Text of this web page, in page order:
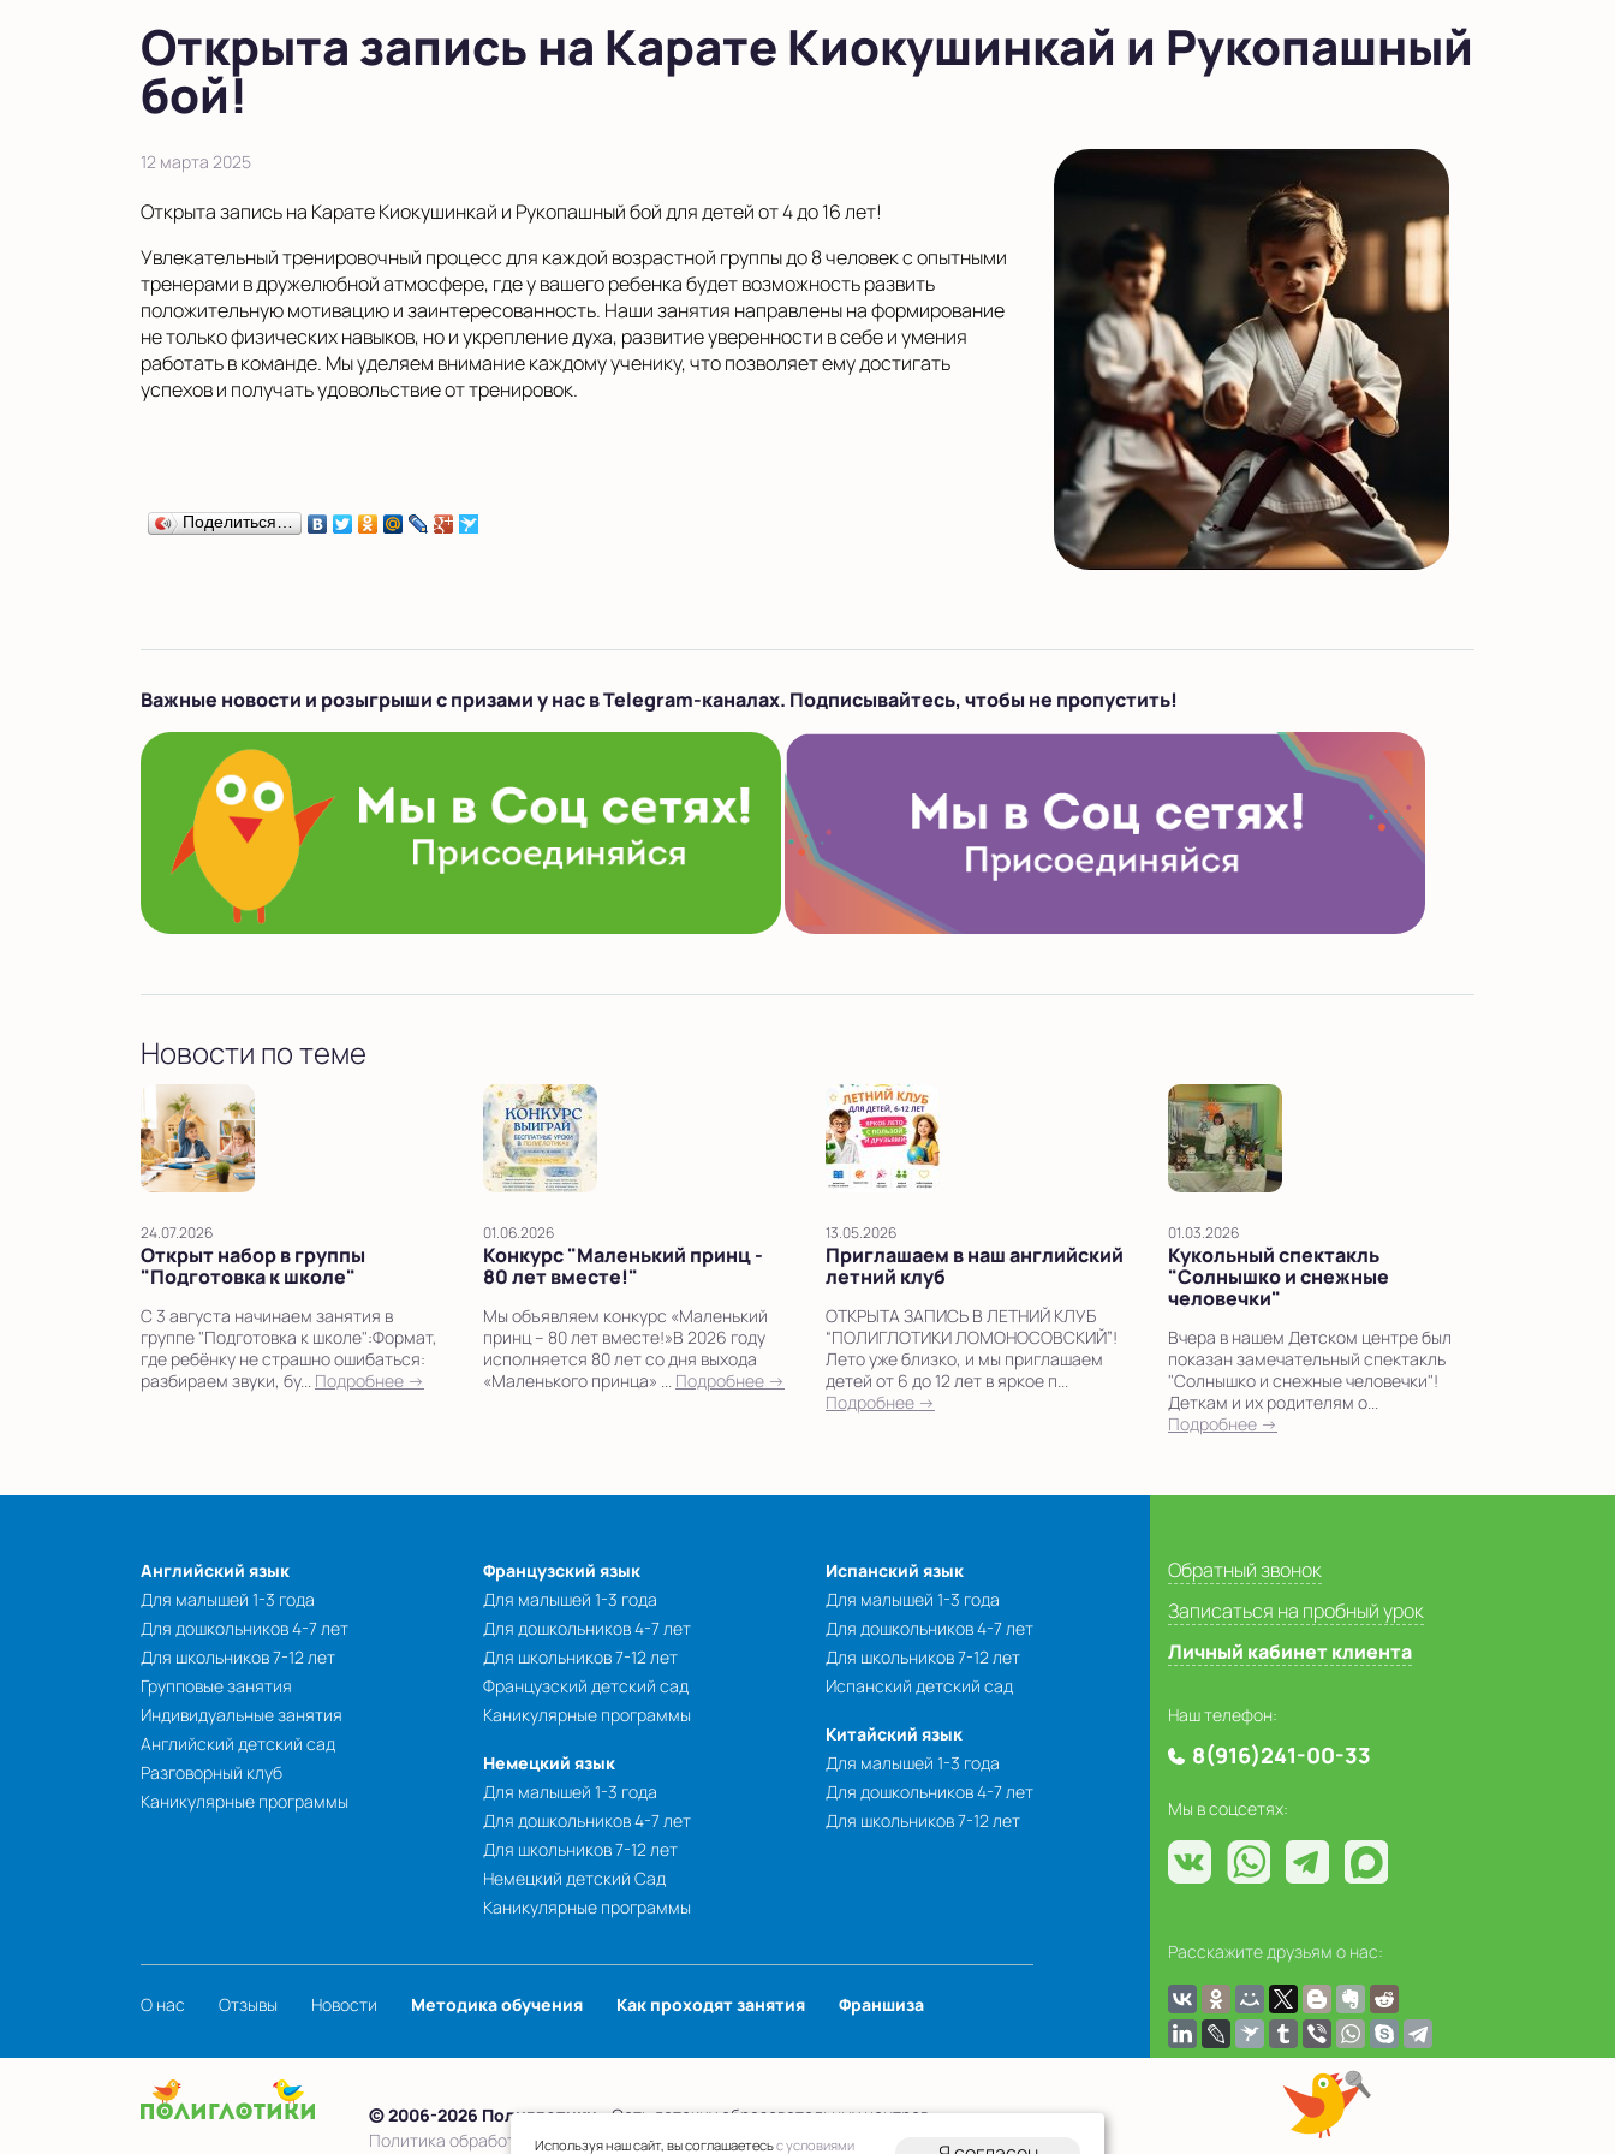
Показать на карте
Открыта запись на Карате Киокушинкай и Рукопашный
бой!
12 марта 2025
Открыта запись на Карате Киокушинкай и Рукопашный бой для детей от 4 до 16 лет!
Увлекательный тренировочный процесс для каждой возрастной группы до 8 человек с опытными
тренерами в дружелюбной атмосфере, где у вашего ребенка будет возможность развить
положительную мотивацию и заинтересованность. Наши занятия направлены на формирование
не только физических навыков, но и укрепление духа, развитие уверенности в себе и умения
работать в команде. Мы уделяем внимание каждому ученику, что позволяет ему достигать
успехов и получать удовольствие от тренировок.
Поделиться…
Важные новости и розыгрыши с призами у нас в Telegram-каналах. Подписывайтесь, чтобы не пропустить!
Новости по теме
24.07.2026
Открыт набор в группы
"Подготовка к школе"
С 3 августа начинаем занятия в
группе "Подготовка к школе":Формат,
где ребёнку не страшно ошибаться:
разбираем звуки, бу... Подробнее →
01.06.2026
Конкурс "Маленький принц -
80 лет вместе!"
Мы объявляем конкурс «Маленький
принц – 80 лет вместе!»В 2026 году
исполняется 80 лет со дня выхода
«Маленького принца» ... Подробнее →
13.05.2026
Приглашаем в наш английский
летний клуб
ОТКРЫТА ЗАПИСЬ В ЛЕТНИЙ КЛУБ
“ПОЛИГЛОТИКИ ЛОМОНОСОВСКИЙ”!
Лето уже близко, и мы приглашаем
детей от 6 до 12 лет в яркое п...
Подробнее →
01.03.2026
Кукольный спектакль
"Солнышко и снежные
человечки"
Вчера в нашем Детском центре был
показан замечательный спектакль
"Солнышко и снежные человечки"!
Деткам и их родителям о...
Подробнее →
Английский язык
Для малышей 1-3 года
Для дошкольников 4-7 лет
Для школьников 7-12 лет
Групповые занятия
Индивидуальные занятия
Английский детский сад
Разговорный клуб
Каникулярные программы
Французский язык
Для малышей 1-3 года
Для дошкольников 4-7 лет
Для школьников 7-12 лет
Французский детский сад
Каникулярные программы
Немецкий язык
Для малышей 1-3 года
Для дошкольников 4-7 лет
Для школьников 7-12 лет
Немецкий детский Сад
Каникулярные программы
Испанский язык
Для малышей 1-3 года
Для дошкольников 4-7 лет
Для школьников 7-12 лет
Испанский детский сад
Китайский язык
Для малышей 1-3 года
Для дошкольников 4-7 лет
Для школьников 7-12 лет
О нас Отзывы Новости Методика обучения Как проходят занятия Франшиза
Обратный звонок
Записаться на пробный урок
Личный кабинет клиента
Наш телефон:
8(916)241-00-33
Мы в соцсетях:
Расскажите друзьям о нас:
© 2006-2026 Полиглотики- Сеть детских образовательных центров.
Политика обработки персональных данных
Публичная оферта
Используя наш сайт, вы соглашаетесьс условиями